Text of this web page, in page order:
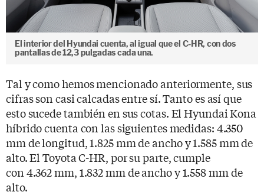
El interior del Hyundai cuenta, al igual que el C-HR, con dos
pantallas de 12,3 pulgadas cada una.
Tal y como hemos mencionado anteriormente, sus
cifras son casi calcadas entre sí. Tanto es así que
esto sucede también en sus cotas. El Hyundai Kona
híbrido cuenta con las siguientes medidas: 4.350
mm de longitud, 1.825 mm de ancho y 1.585 mm de
alto. El Toyota C-HR, por su parte, cumple
con 4.362 mm, 1.832 mm de ancho y 1.558 mm de
alto.